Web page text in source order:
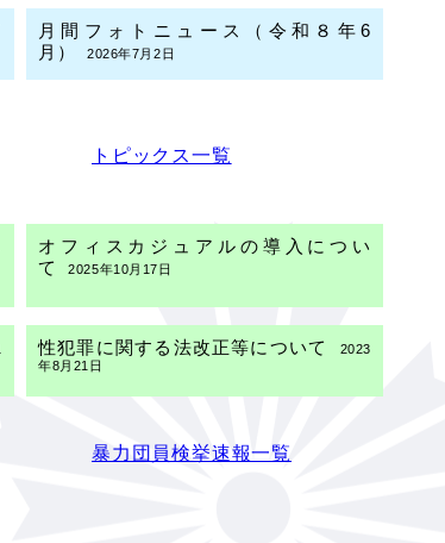
月間フォトニュース（令和８年6
月）
2026年7月2日
トピックス一覧
オフィスカジュアルの導入につい
て2025年10月17日
性犯罪に関する法改正等について
2023
年8月21日
安全運転管理者制度について
暴力団員検挙速報一覧